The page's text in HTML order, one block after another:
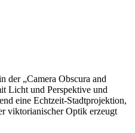
der „Camera Obscura and
Licht und Perspektive und
eine Echtzeit-Stadtprojektion,
viktorianischer Optik erzeugt